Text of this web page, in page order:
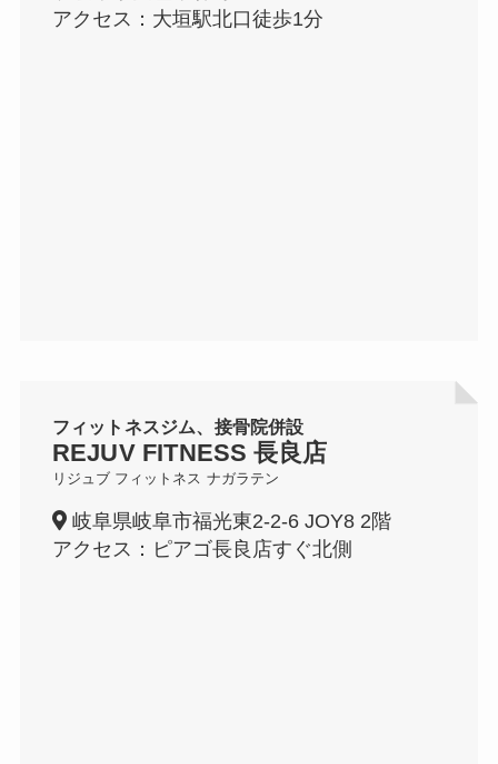
アクセス：大垣駅北口徒歩1分
フィットネスジム、接骨院併設
REJUV FITNESS 長良店
リジュブ フィットネス ナガラテン
岐阜県岐阜市福光東2-2-6 JOY8 2階
アクセス：ピアゴ長良店すぐ北側